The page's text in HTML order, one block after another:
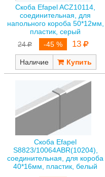
Скоба Efapel ACZ10114,
соединительная, для
напольного короба 50*12мм,
пластик, серый
24
-45 % 13
Наличие
Скоба Efapel
S8823/10064ABR(10204),
соединительная, для короба
40*16мм, пластик, белый